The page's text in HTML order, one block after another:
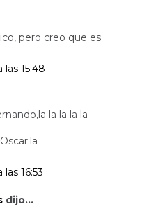
pero creo que es
las 15:48
la la la la
16:53
dijo...